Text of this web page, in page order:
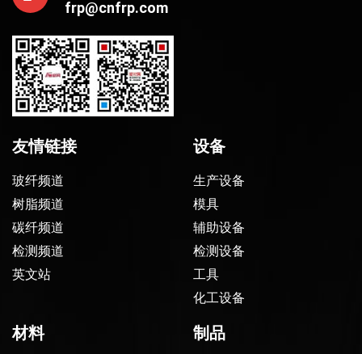
frp@cnfrp.com
友情链接
玻纤频道
树脂频道
碳纤频道
检测频道
英文站
设备
生产设备
模具
辅助设备
检测设备
工具
化工设备
材料 制品